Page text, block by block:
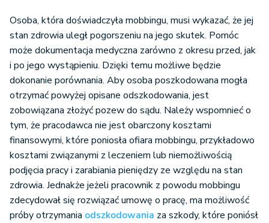
Osoba, która doświadczyła mobbingu, musi wykazać, że jej
stan zdrowia uległ pogorszeniu na jego skutek. Pomóc
może dokumentacja medyczna zarówno z okresu przed, jak
i po jego wystąpieniu. Dzięki temu możliwe będzie
dokonanie porównania. Aby osoba poszkodowana mogła
otrzymać powyżej opisane odszkodowania, jest
zobowiązana złożyć pozew do sądu. Należy wspomnieć o
tym, że pracodawca nie jest obarczony kosztami
finansowymi, które poniosła ofiara mobbingu, przykładowo
kosztami związanymi z leczeniem lub niemożliwością
podjęcia pracy i zarabiania pieniędzy ze względu na stan
zdrowia. Jednakże jeżeli pracownik z powodu mobbingu
zdecydował się rozwiązać umowę o pracę, ma możliwość
próby otrzymania odszkodowania za szkody, które poniósł